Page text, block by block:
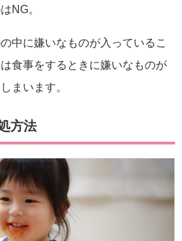
NG。
中に嫌いなものが入っているこ
食事をするときに嫌いなものが
まいます。
方法